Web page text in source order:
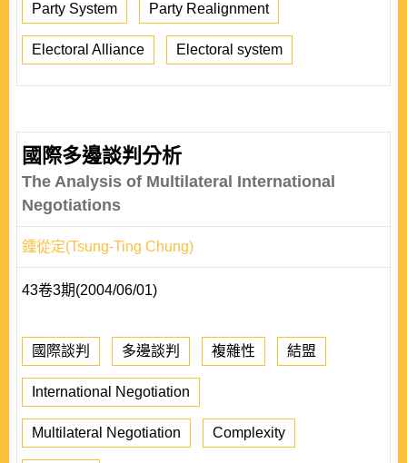
Party System Party Realignment
Electoral Alliance Electoral system
國際多邊談判分析
The Analysis of Multilateral International
Negotiations
鍾從定(Tsung-Ting Chung)
43卷3期(2004/06/01)
國際談判 多邊談判 複雜性 結盟
International Negotiation
Multilateral Negotiation Complexity